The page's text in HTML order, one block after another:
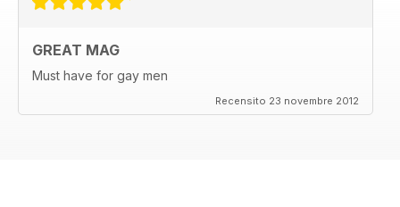
GREAT MAG
Must have for gay men
Recensito 23 novembre 2012